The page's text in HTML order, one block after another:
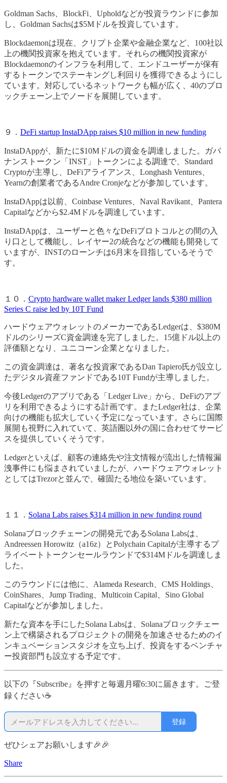
Goldman Sachs、BlockFi、Upholdなどが投資ラウンドに参加
し、Goldman Sachsは$5Mドルを投資しています。
Blockdaemonは現在、クリプト企業や金融企業など、100社以
上の機関投資家を抱えています。それらの機関投資家が
Blockdaemonのインフラを利用して、エンドユーザーが保有
するトークンでステーキングし利回りを獲得できるようにし
ています。対応しているネットワークも幅が広く、40のブロ
ックチェーン上でノードを展開しています。
９． DeFi startup InstaDApp raises $10 million in new funding
InstaDAppが、新たに$10Mドルの資金を調達しました。ガバ
ナンストークン「INST」トークンによる調達で、Standard
Cryptoが主導し、DeFiアライアンス、Longhash Ventures、
Yearnの創業者であるAndre Cronjeなどが参加しています。
InstaDAppは以前、Coinbase Ventures、Naval Ravikant、Pantera
Capitalなどから$2.4Mドルを調達しています。
InstaDAppは、ユーザーと色々なDeFiプロトコルとの間の入
り口として機能し、レイヤー2の統合などの機能も開発して
いますが、INSTのローンチは6月末を目指しているそうで
す。
１０． Crypto hardware wallet maker Ledger lands $380 million
Series C raise led by 10T Fund
ハードウェアウォレットのメーカーであるLedgerは、$380M
ドルのシリーズC資金調達を完了しました。15億ドル以上の
評価額となり、ユニコーン企業となりました。
この資金調達は、著名な投資家であるDan Tapiero氏が設立し
たデジタル資産ファンドである10T Fundが主導しました。
今後Ledgerのアプリである「Ledger Live」から、DeFiのアプ
リを利用できるようにする計画です。またLedger社は、企業
向けの機能も拡大していく予定になっています。さらに国際
展開も視野に入れていて、英語圏以外の国に合わせてサービ
スを提供していくそうです。
Ledgerといえば、顧客の連絡先や注文情報が流出した情報漏
洩事件にも悩まされていましたが、ハードウェアウォレット
としてはTrezorと並んで、確固たる地位を築いています。
１１． Solana Labs raises $314 million in new funding round
Solanaブロックチェーンの開発元であるSolana Labsは、
Andreessen Horowitz（a16z）とPolychain Capitalが主導するプ
ライベートトークンセールラウンドで$314Mドルを調達しま
した。
このラウンドには他に、Alameda Research、CMS Holdings、
CoinShares、Jump Trading、Multicoin Capital、Sino Global
Capitalなどが参加しました。
新たな資本を手にしたSolana Labsは、Solanaブロックチェー
ン上で構築されるプロジェクトの開発を加速させるためのイ
ンキュベーションスタジオを立ち上げ、投資をするベンチャ
ー投資部門も設立する予定です。
以下の『Subscribe』を押すと毎週月曜6:30に届きます。ご登
録ください☕
登録
ぜひシェアお願いします🎉🎉
Share